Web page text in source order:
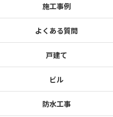
施工事例
よくある質問
戸建て
ビル
防水工事